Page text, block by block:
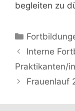
begleiten zu
Kategorien
Interne
Praktikanten/
Frauenlauf